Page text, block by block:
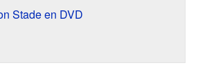
Stade en DVD